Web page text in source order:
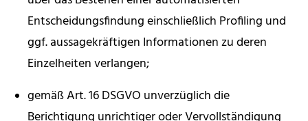
Entscheidungsfindung einschließlich Profiling und
ggf. aussagekräftigen Informationen zu deren
Einzelheiten verlangen;
gemäß Art. 16 DSGVO unverzüglich die